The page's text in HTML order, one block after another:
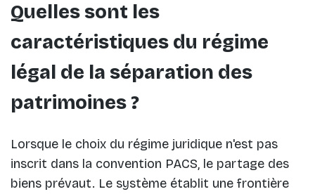
Quelles sont les
caractéristiques du régime
légal de la séparation des
patrimoines ?
Lorsque le choix du régime juridique n'est pas
inscrit dans la convention PACS, le partage des
biens prévaut. Le système établit une frontière